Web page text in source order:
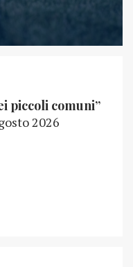
piccoli comuni”
2026